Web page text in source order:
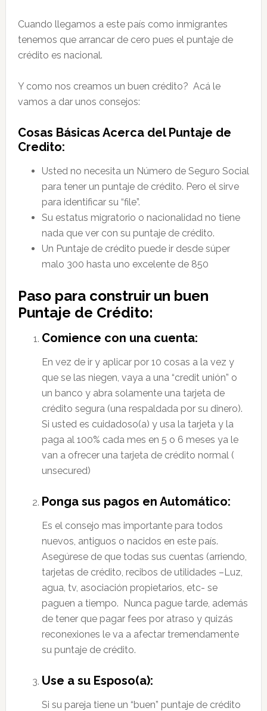
Cuando llegamos a este país como inmigrantes
tenemos que arrancar de cero pues el puntaje de
crédito es nacional.
Y como nos creamos un buen crédito? Acá le
vamos a dar unos consejos:
Cosas Básicas Acerca del Puntaje de
Credito:
Usted no necesita un Número de Seguro Social
para tener un puntaje de crédito. Pero el sirve
para identificar su “file”.
Su estatus migratorio o nacionalidad no tiene
nada que ver con su puntaje de crédito.
Un Puntaje de crédito puede ir desde súper
malo 300 hasta uno excelente de 850
Paso para construir un buen
Puntaje de Crédito:
Comience con una cuenta:
En vez de ir y aplicar por 10 cosas a la vez y
que se las niegen, vaya a una “credit unión” o
un banco y abra solamente una tarjeta de
crédito segura (una respaldada por su dinero).
Si usted es cuidadoso(a) y usa la tarjeta y la
paga al 100% cada mes en 5 o 6 meses ya le
van a ofrecer una tarjeta de crédito normal (
unsecured)
Ponga sus pagos en Automático:
Es el consejo mas importante para todos
nuevos, antiguos o nacidos en este país.
Asegúrese de que todas sus cuentas (arriendo,
tarjetas de crédito, recibos de utilidades –Luz,
agua, tv, asociación propietarios, etc- se
paguen a tiempo. Nunca pague tarde, además
de tener que pagar fees por atraso y quizás
reconexiones le va a afectar tremendamente
su puntaje de crédito.
Use a su Esposo(a):
Si su pareja tiene un “buen” puntaje de crédito